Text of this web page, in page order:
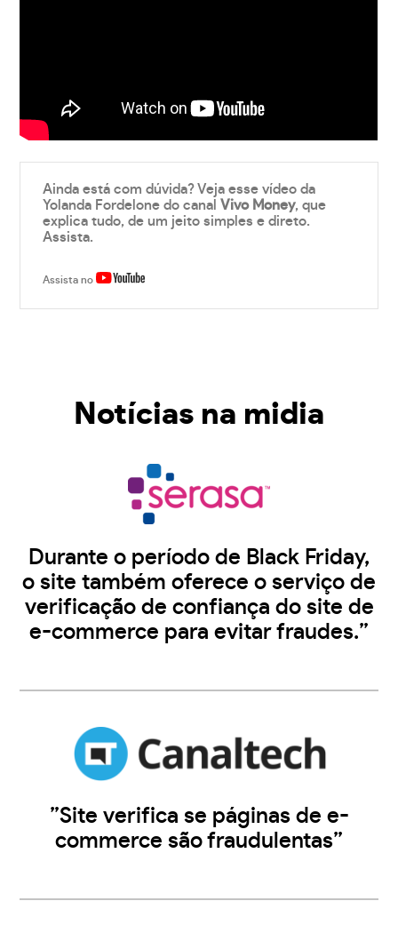
Ainda está com dúvida? Veja esse vídeo da
Yolanda Fordelone do canalVivo Money, que
explica tudo, de um jeito simples e direto.
Assista.
Assista no
Notícias na midia
Durante o período de Black Friday,
o site também oferece o serviço de
verificação de confiança do site de
e-commerce para evitar fraudes.”
”Site verifica se páginas de e-
commerce são fraudulentas”